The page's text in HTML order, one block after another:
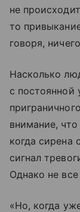
не
то
говоря,
Насколько
с постоянной
внимание,
когда сирена
сигнал
Однако не
«Но, когда